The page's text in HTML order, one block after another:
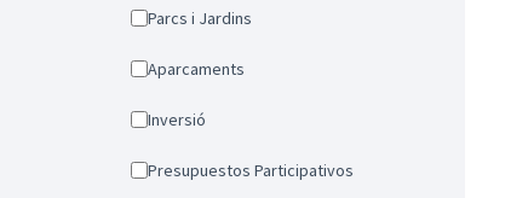
Parcs i Jardins
Aparcaments
Inversió
Presupuestos Participativos